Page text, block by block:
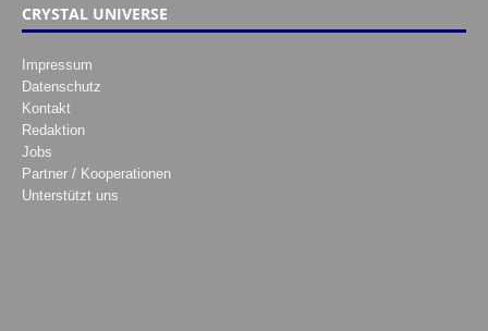
CRYSTAL UNIVERSE
Impressum
Datenschutz
Kontakt
Redaktion
Jobs
Partner / Kooperationen
Unterstützt uns